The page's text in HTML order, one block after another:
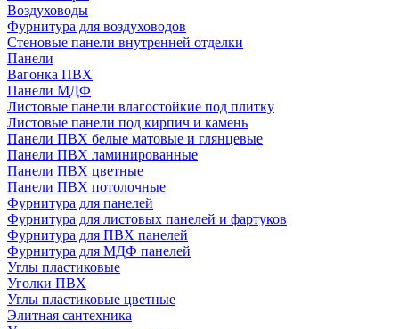
Воздуховоды
Фурнитура для воздуховодов
Стеновые панели внутренней отделки
Панели
Вагонка ПВХ
Панели МДФ
Листовые панели влагостойкие под плитку
Листовые панели под кирпич и камень
Панели ПВХ белые матовые и глянцевые
Панели ПВХ ламинированные
Панели ПВХ цветные
Панели ПВХ потолочные
Фурнитура для панелей
Фурнитура для листовых панелей и фартуков
Фурнитура для ПВХ панелей
Фурнитура для МДФ панелей
Углы пластиковые
Уголки ПВХ
Углы пластиковые цветные
Элитная сантехника